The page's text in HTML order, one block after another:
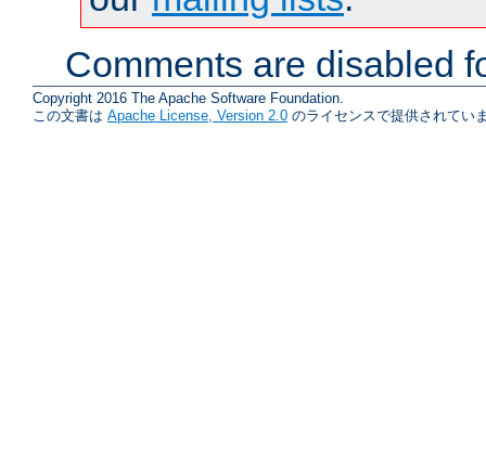
Comments are disabled
Copyright 2016 The Apache Software Foundation.
この文書は Apache License, Version 2.0 のライセンスで提供されてい